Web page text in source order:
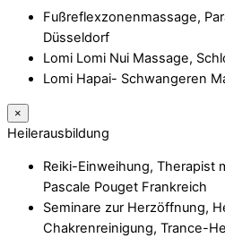
Fußreflexzonenmassage,
Düsseldorf
Lomi Lomi Nui Massage,
Lomi Hapai- Schwangeren
×
Heilerausbildung
Reiki-Einweihung, Therapist
Pascale Pouget Frankreich
Seminare zur Herzöffnung,
Chakrenreinigung, Trance-